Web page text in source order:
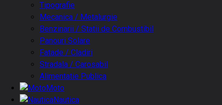
Tipografie
Mecanica / Metalurgie
Benzinarii / Statii de Combustibil
Panouri Solare
Fatade / Cladiri
Stradala / Carosabil
Alimentatie Publica
Moto
Nautica